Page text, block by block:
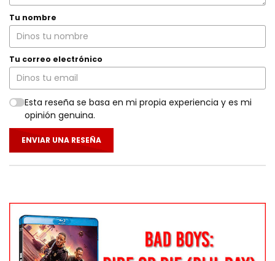
Tu nombre
Tu correo electrónico
Esta reseña se basa en mi propia experiencia y es mi
opinión genuina.
ENVIAR UNA RESEÑA